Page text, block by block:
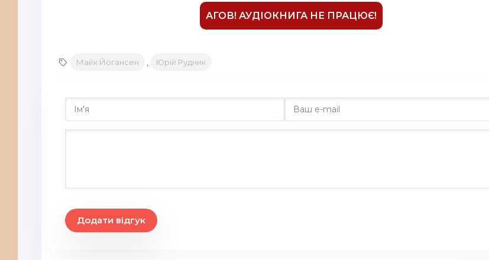
20
22
23
27
28
АГОВ! АУДІОКНИГА НЕ ПРАЦЮЄ!
Майк Йогансен Юрiй Рудник
Додати відгук